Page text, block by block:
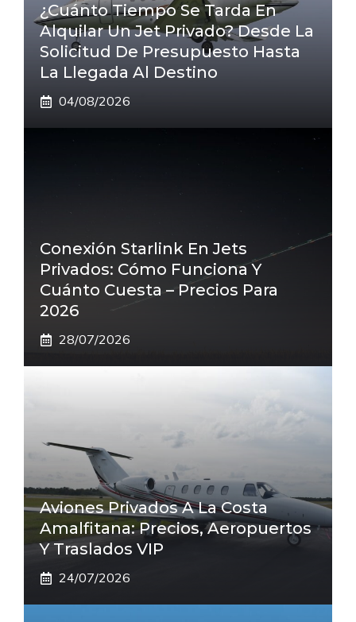
¿Cuánto Tiempo Se Tarda En
Alquilar Un Jet Privado? Desde La
Solicitud De Presupuesto Hasta
La Llegada Al Destino
04/08/2026
Conexión Starlink En Jets
Privados: Cómo Funciona Y
Cuánto Cuesta – Precios Para
2026
28/07/2026
Aviones Privados A La Costa
Amalfitana: Precios, Aeropuertos
Y Traslados VIP
24/07/2026